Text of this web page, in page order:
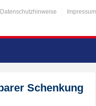
Datenschutzhinweise Impressum
Schenkung